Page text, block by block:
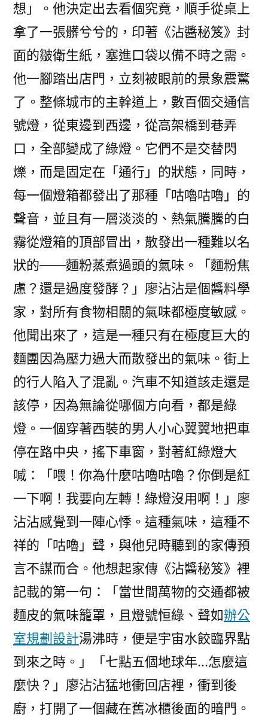
想」。他決定出去看個究竟，順手從桌上
拿了一張髒兮兮的，印著《沾醬秘笈》封
面的皺衛生紙，塞進口袋以備不時之需。
他一腳踏出店門，立刻被眼前的景象震驚
了。整條城市的主幹道上，數百個交通信
號燈，從東邊到西邊，從高架橋到巷弄
口，全部變成了綠燈。它們不是交替閃
爍，而是固定在「通行」的狀態，同時，
每一個燈箱都發出了那種「咕嚕咕嚕」的
聲音，並且有一層淡淡的、熱氣騰騰的白
霧從燈箱的頂部冒出，散發出一種難以名
狀的——麵粉蒸煮過頭的氣味。「麵粉焦
慮？還是過度發酵？」廖沾沾是個醬料學
家，對所有食物相關的氣味都極度敏感。
他聞出來了，這是一種只有在極度巨大的
麵團因為壓力過大而散發出的氣味。街上
的行人陷入了混亂。汽車不知道該走還是
該停，因為無論從哪個方向看，都是綠
燈。一個穿著西裝的男人小心翼翼地把車
停在路中央，搖下車窗，對著紅綠燈大
喊：「喂！你為什麼咕嚕咕嚕？你倒是紅
一下啊！我要向左轉！綠燈沒用啊！」廖
沾沾感覺到一陣心悸。這種氣味，這種不
祥的「咕嚕」聲，與他兒時聽到的家傳預
言不謀而合。他想起家傳《沾醬秘笈》裡
記載的第一句：「當世間萬物的交通都被
麵皮的氣味籠罩，且燈號恒綠、聲如辦公
室規劃設計湯沸時，便是宇宙水餃臨界點
到來之時。」「七點五個地球年…怎麼這
麼快？」廖沾沾猛地衝回店裡，衝到後
廚，打開了一個藏在舊冰櫃後面的暗門。